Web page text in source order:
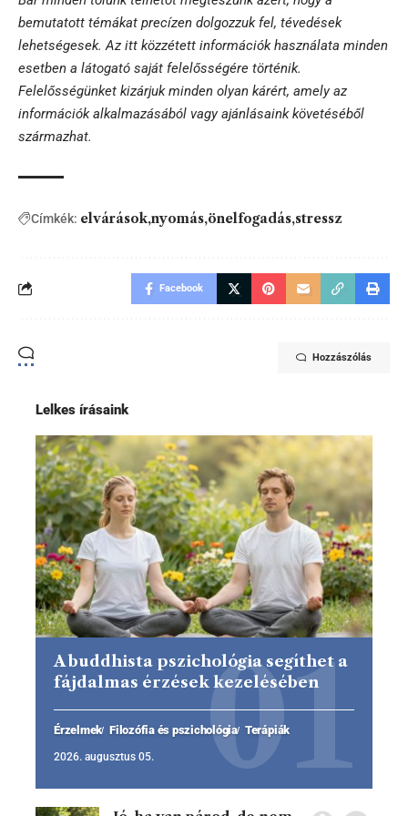
bemutatott témákat precízen dolgozzuk fel, tévedések
lehetségesek. Az itt közzétett információk használata minden
esetben a látogató saját felelősségére történik.
Felelősségünket kizárjuk minden olyan kárért, amely az
információk alkalmazásából vagy ajánlásaink követéséből
származhat.
Címkék: elvárások nyomás önelfogadás stressz
Facebook
Hozzászólás
Lelkes írásaink
A buddhista pszichológia segíthet a
fájdalmas érzések kezelésében
Érzelmek Filozófia és pszichológia Terápiák
2026. augusztus 05.